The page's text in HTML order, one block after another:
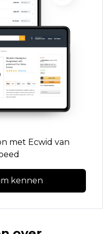
met Ecwid van
kennen